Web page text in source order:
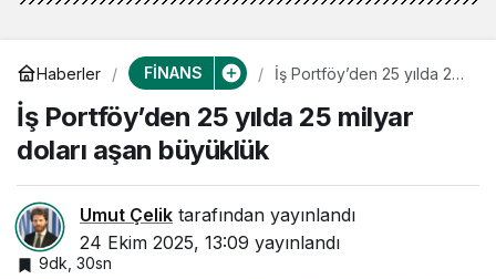
Haberler FİNANS
İş Portföy’den 25 yılda 25
büyüklük
İş Portföy’den 25 yılda 25 milyar
doları aşan büyüklük
Umut Çelik tarafından yayınlandı
24 Ekim 2025, 13:09 yayınlandı
9dk, 30sn